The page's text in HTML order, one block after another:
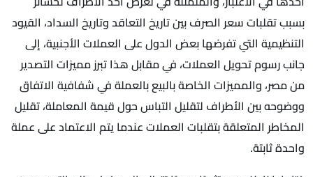
بسبب تقلبات سعر الصرف بين تاريخ التعاقد وتاريخ السداد، القيود
التنظيمية التي تفرضها بعض الدول على العملات الأجنبية، إلى
جانب رسوم تحويل العملات، في مقابل هذا تبرز مميزات التصدير
من مصر، والمميزات الخاصة بالبيع بالعملة في شفافية الاتفاق
ووضوحه بين الأطراف لتقليل التباس حول قيمة المعاملة، تقليل
المخاطر المتعلقة بتقلبات العملات عندما يتم الاعتماد على عملة
واحدة ثابتة.